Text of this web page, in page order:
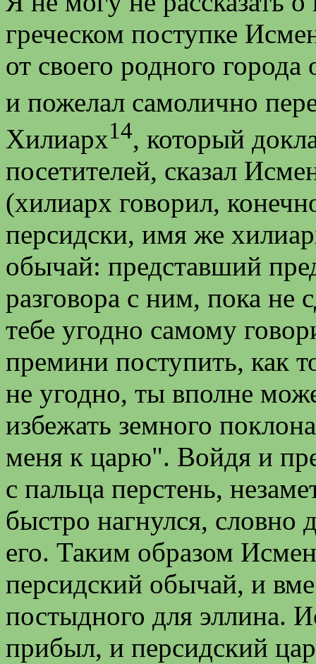
греческом поступке
от своего родного
и пожелал самолично
Хилиарх14, который
посетителей, сказал
(хилиарх говорил,
персидски, имя же
обычай: представший
разговора с ним, пока не
тебе угодно самому
премини поступить, как
не угодно, ты вполне
избежать земного
меня к царю". Войдя и
с пальца перстень,
быстро нагнулся, словно
его. Таким образом
персидский обычай, и
постыдного для эллина.
прибыл, и персидский